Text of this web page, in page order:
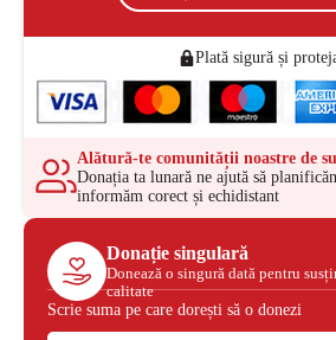
Plată sigură și
Alătură-te comunității noastre de
Donația ta lunară ne ajută să
informăm corect și echidistant
Donație singulară
Donează o singură dată pentru
calitate
Scrie suma pe care dorești să o donezi